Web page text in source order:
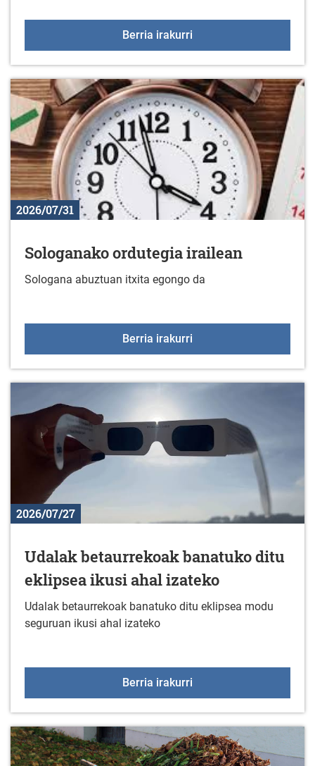
Berria irakurri
2026/07/31
Sologanako ordutegia irailean
Sologana abuztuan itxita egongo da
Berria irakurri
2026/07/27
Udalak betaurrekoak banatuko ditu
eklipsea ikusi ahal izateko
Udalak betaurrekoak banatuko ditu eklipsea modu
seguruan ikusi ahal izateko
Berria irakurri